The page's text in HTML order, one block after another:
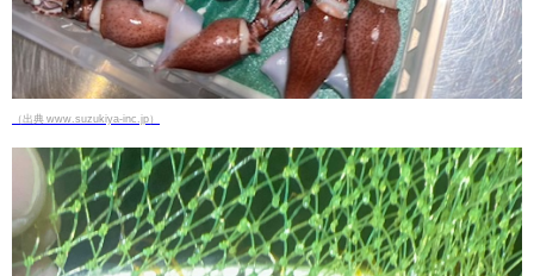
（出典 www.suzukiya-inc.jp）